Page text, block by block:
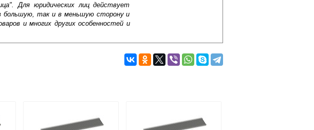
Для юридических лиц действует
большую, так и в меньшую сторону и
и многих других особенностей и